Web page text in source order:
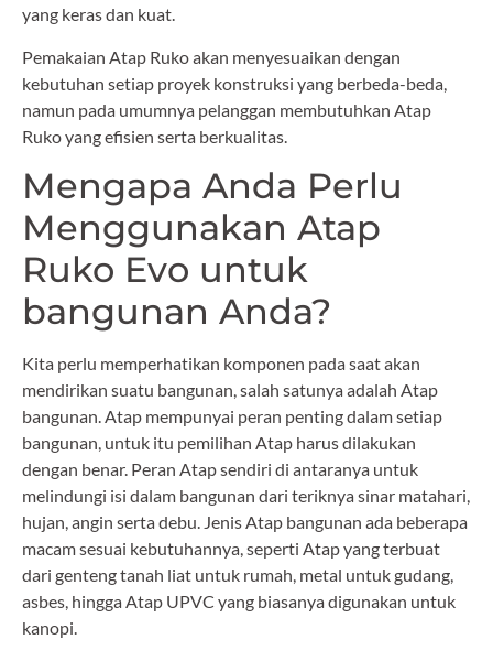
yang keras dan kuat.
Pemakaian Atap Ruko akan menyesuaikan dengan
kebutuhan setiap proyek konstruksi yang berbeda-beda,
namun pada umumnya pelanggan membutuhkan Atap
Ruko yang efisien serta berkualitas.
Mengapa Anda Perlu
Menggunakan Atap
Ruko Evo untuk
bangunan Anda?
Kita perlu memperhatikan komponen pada saat akan
mendirikan suatu bangunan, salah satunya adalah Atap
bangunan. Atap mempunyai peran penting dalam setiap
bangunan, untuk itu pemilihan Atap harus dilakukan
dengan benar. Peran Atap sendiri di antaranya untuk
melindungi isi dalam bangunan dari teriknya sinar matahari,
hujan, angin serta debu. Jenis Atap bangunan ada beberapa
macam sesuai kebutuhannya, seperti Atap yang terbuat
dari genteng tanah liat untuk rumah, metal untuk gudang,
asbes, hingga Atap UPVC yang biasanya digunakan untuk
kanopi.